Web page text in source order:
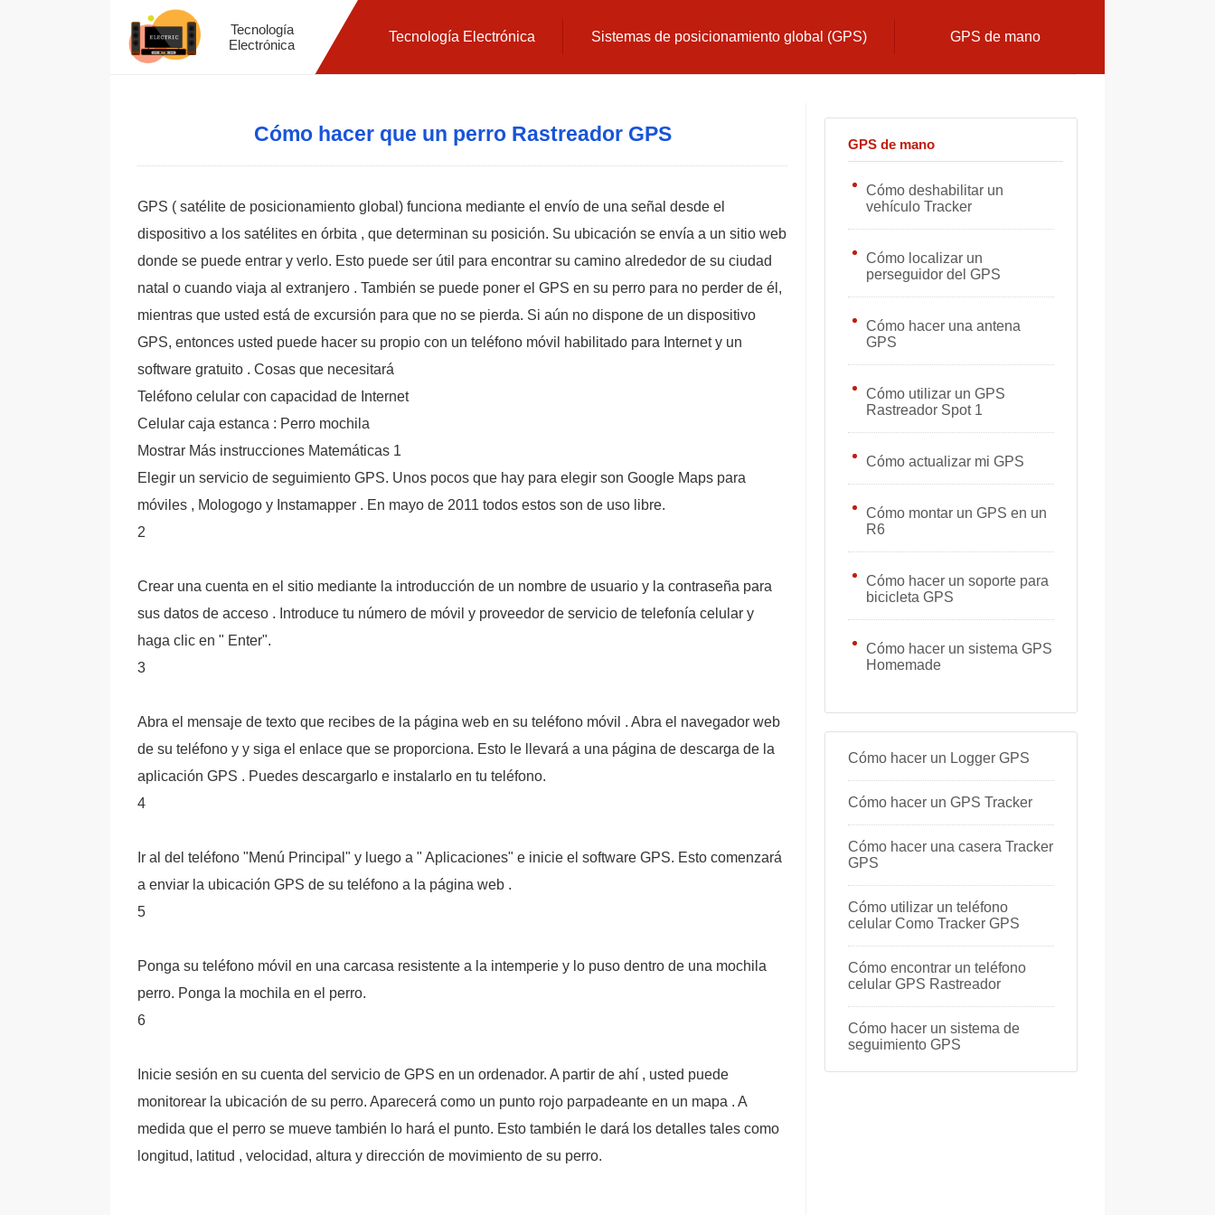
Tecnología
Electrónica
Tecnología Electrónica Sistemas de posicionamiento global (GPS) GPS de mano
Cómo hacer que un perro Rastreador GPS
GPS ( satélite de posicionamiento global) funciona mediante el envío de una señal desde el
dispositivo a los satélites en órbita , que determinan su posición. Su ubicación se envía a un sitio web
donde se puede entrar y verlo. Esto puede ser útil para encontrar su camino alrededor de su ciudad
natal o cuando viaja al extranjero . También se puede poner el GPS en su perro para no perder de él,
mientras que usted está de excursión para que no se pierda. Si aún no dispone de un dispositivo
GPS, entonces usted puede hacer su propio con un teléfono móvil habilitado para Internet y un
software gratuito . Cosas que necesitará
Teléfono celular con capacidad de Internet
Celular caja estanca : Perro mochila
Mostrar Más instrucciones Matemáticas 1
Elegir un servicio de seguimiento GPS. Unos pocos que hay para elegir son Google Maps para
móviles , Mologogo y Instamapper . En mayo de 2011 todos estos son de uso libre.
2
Crear una cuenta en el sitio mediante la introducción de un nombre de usuario y la contraseña para
sus datos de acceso . Introduce tu número de móvil y proveedor de servicio de telefonía celular y
haga clic en " Enter".
3
Abra el mensaje de texto que recibes de la página web en su teléfono móvil . Abra el navegador web
de su teléfono y y siga el enlace que se proporciona. Esto le llevará a una página de descarga de la
aplicación GPS . Puedes descargarlo e instalarlo en tu teléfono.
4
Ir al del teléfono "Menú Principal" y luego a " Aplicaciones" e inicie el software GPS. Esto comenzará
a enviar la ubicación GPS de su teléfono a la página web .
5
Ponga su teléfono móvil en una carcasa resistente a la intemperie y lo puso dentro de una mochila
perro. Ponga la mochila en el perro.
6
Inicie sesión en su cuenta del servicio de GPS en un ordenador. A partir de ahí , usted puede
monitorear la ubicación de su perro. Aparecerá como un punto rojo parpadeante en un mapa . A
medida que el perro se mueve también lo hará el punto. Esto también le dará los detalles tales como
longitud, latitud , velocidad, altura y dirección de movimiento de su perro.
GPS de mano
Cómo deshabilitar un
vehículo Tracker
Cómo localizar un
perseguidor del GPS
Cómo hacer una antena
GPS
Cómo utilizar un GPS
Rastreador Spot 1
Cómo actualizar mi GPS
Cómo montar un GPS en un
R6
Cómo hacer un soporte para
bicicleta GPS
Cómo hacer un sistema GPS
Homemade
Cómo hacer un Logger GPS
Cómo hacer un GPS Tracker
Cómo hacer una casera Tracker
GPS
Cómo utilizar un teléfono
celular Como Tracker GPS
Cómo encontrar un teléfono
celular GPS Rastreador
Cómo hacer un sistema de
seguimiento GPS